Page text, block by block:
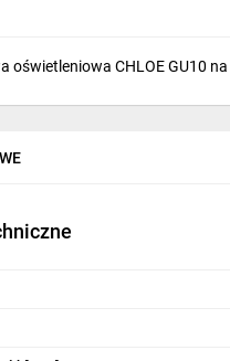
oświetleniowa CHLOE GU10